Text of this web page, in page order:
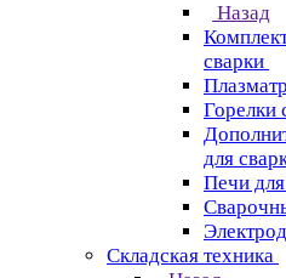
Назад
сварки
Горелки
для
Печи
Складская техника